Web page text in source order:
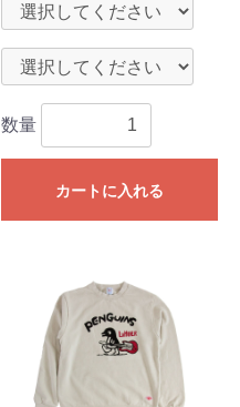
数量
カートに入れる